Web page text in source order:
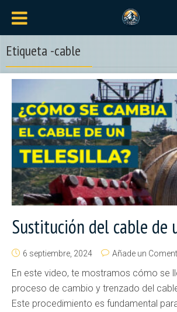
Etiqueta -cable
Sustitución del cable de
6 septiembre, 2024 Añade un
En este video, te mostramos cómo se
proceso de cambio y trenzado del
Este procedimiento es fundamental